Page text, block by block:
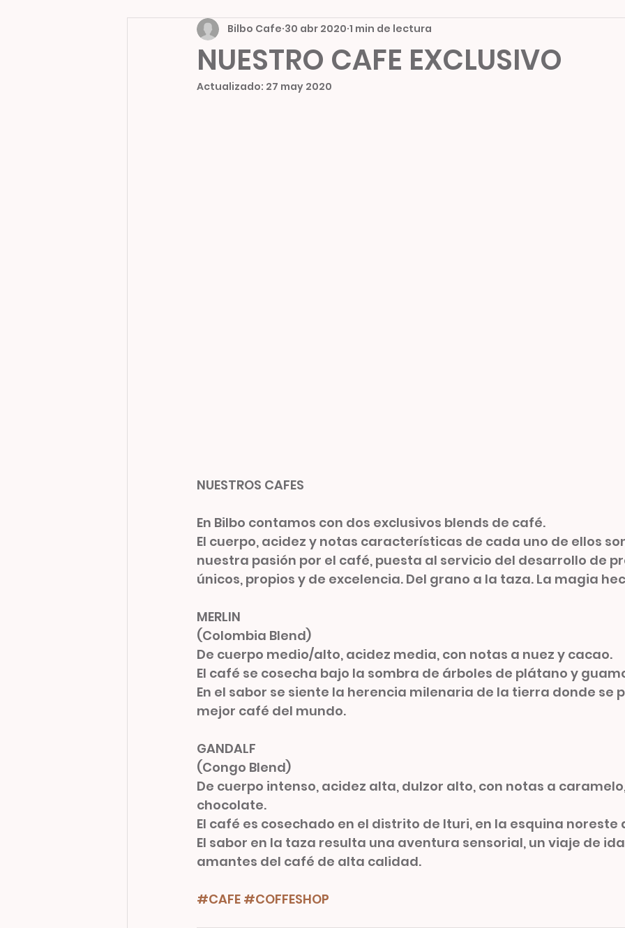
NUESTRO CAFE EXCLUSIVO
Bilbo Cafe 30 abr 2020 1 min de lectura
Actualizado: 27 may 2020
NUESTROS CAFES
En Bilbo contamos con dos exclusivos blends de café.
El cuerpo, acidez y notas características de cada uno de ellos
nuestra pasión por el café, puesta al servicio del desarrollo de
únicos, propios y de excelencia. Del grano a la taza. La magia
MERLIN
(Colombia Blend)
De cuerpo medio/alto, acidez media, con notas a nuez y cacao.
El café se cosecha bajo la sombra de árboles de plátano y
En el sabor se siente la herencia milenaria de la tierra donde se
mejor café del mundo.
GANDALF
(Congo Blend)
De cuerpo intenso, acidez alta, dulzor alto, con notas a
chocolate.
El café es cosechado en el distrito de Ituri, en la esquina noreste
El sabor en la taza resulta una aventura sensorial, un viaje de
amantes del café de alta calidad.
#CAFE #COFFESHOP